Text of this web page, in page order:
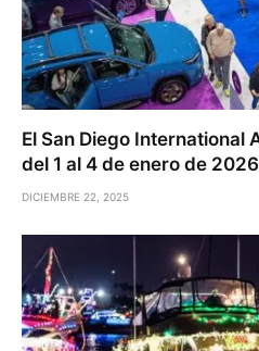
El San Diego International
del 1 al 4 de enero de 2026
DICIEMBRE 22, 2025